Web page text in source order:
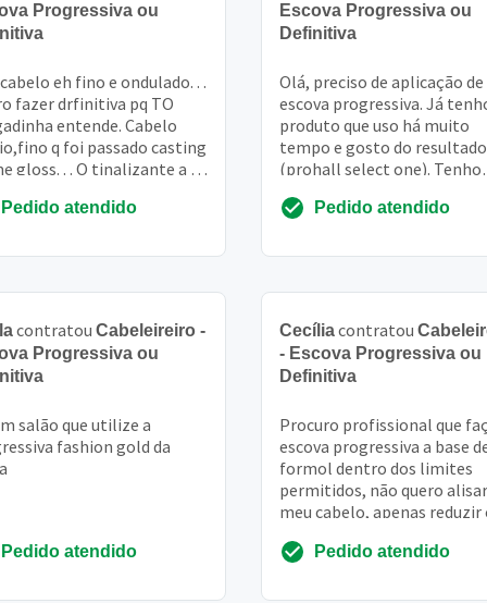
Progressiva ou
eh fino e ondulado. . .
fazer drfinitiva pq TO
entende. Cabelo
q foi passado casting
gloss. . . O tinalizante a 2
Pedido atendido
Escova Progressiva ou
Definitiva
Olá, preciso de aplicação de
escova progressiva. Já
produto que uso há muito
tempo e gosto do resultado
(prohall select one). Tenho
tenho prancha
Pedido atendido
contratou Cabeleireiro -
Progressiva ou
salão que utilize a
fashion gold da
Pedido atendido
Cecíliacontratou
- Escova Progressiva ou
Definitiva
Procuro profissional que
escova progressiva a base
formol dentro dos limites
permitidos, não quero alisar
meu cabelo, apenas reduzir
Pedido atendido